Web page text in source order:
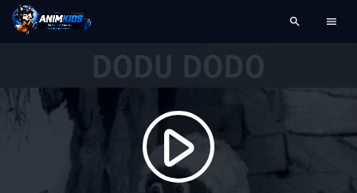
search menu
play_arrow